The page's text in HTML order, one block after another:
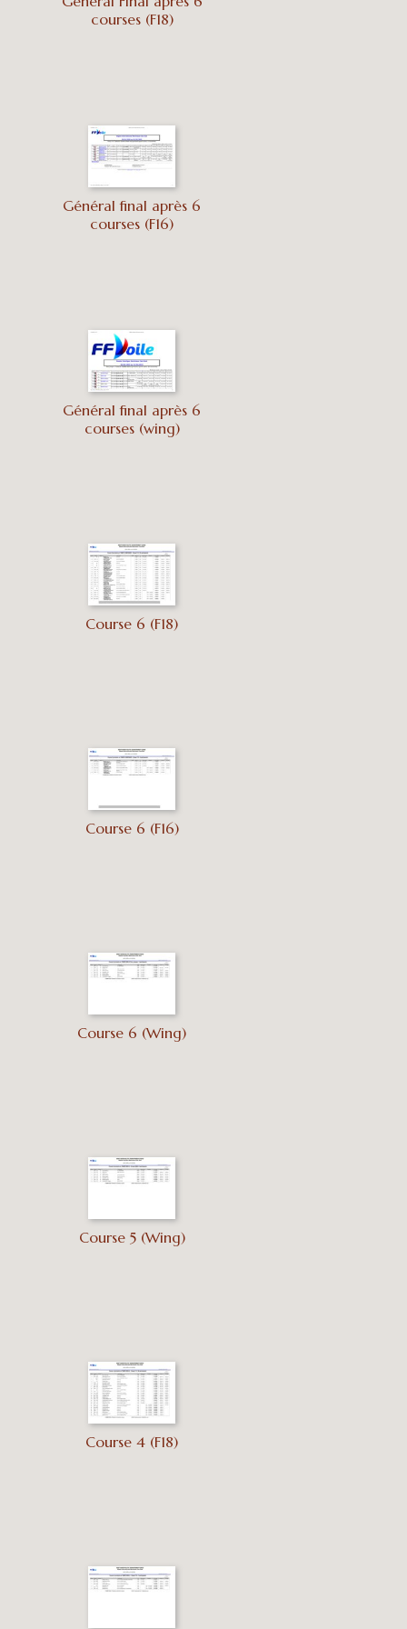
courses (F18)
Général final après 6
courses (F16)
Général final après 6
courses (wing)
Course 6 (F18)
Course 6 (F16)
Course 6 (Wing)
Course 5 (Wing)
Course 4 (F18)